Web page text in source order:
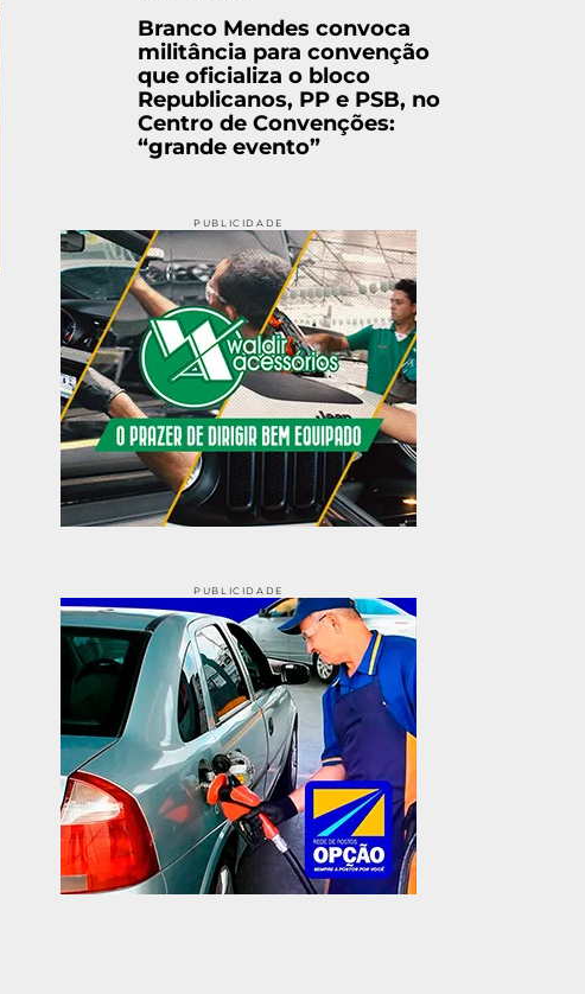
Branco Mendes convoca
militância para convenção
que oficializa o bloco
Republicanos, PP e PSB, no
Centro de Convenções:
“grande evento”
PUBLICIDADE
PUBLICIDADE